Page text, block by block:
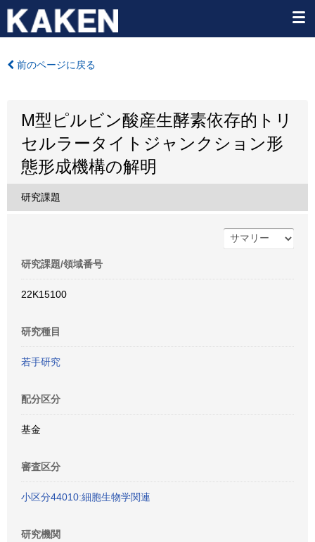
前のページに戻る
M型ピルビン酸産生酵素依存的トリ
セルラータイトジャンクション形
態形成機構の解明
研究課題
研究課題/領域番号
22K15100
研究種目
若手研究
配分区分
基金
審査区分
小区分44010:細胞生物学関連
研究機関